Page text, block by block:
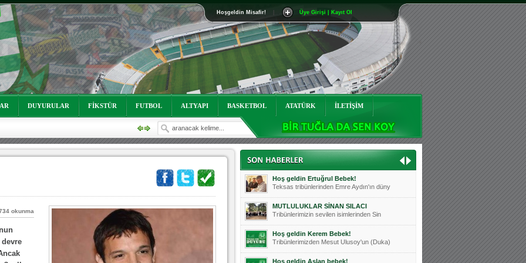
Hoşgeldin Misafir! Üye Girişi | Kayıt Ol
DUYURULAR FİKSTÜR FUTBOL ALTYAPI BASKETBOL ATATÜRK İLETİŞİM
okunma
Mutluluklar Ceyhun Tetik
Teksas tribünlerinin sevilen isimlerinde
Bursasporumuzun önü açılsın is
Teksaslı Bursasporlular Derneği Başkanı
Hoş geldin Alaz Bebek!
Teksas.org sistem yöneticisi, ekibimizin
Hoş geldin Göktuğ Bebek!
Teksas.org ekibimizden ve tribünlerimizi
Hoş geldin Kadir Kağan Bebek!
Teksas tribünlerinden Basri İleri'nin dü
Hoş geldin Ertuğrul Bebek!
Teksas tribünlerinden Emre Aydın'ın düny
MUTLULUKLAR SİNAN SILACI
Tribünlerimizin sevilen isimlerinden Sin
Hoş geldin Kerem Bebek!
Tribünlerimizden Mesut Ulusoy'un (Duka)
Hoş geldin Aslan bebek!